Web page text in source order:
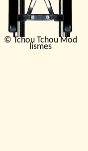
© Tchou Tchou Mod
lismes